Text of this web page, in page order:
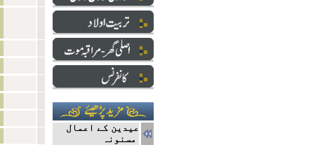
عیدین کے اعمال
مسنونہ